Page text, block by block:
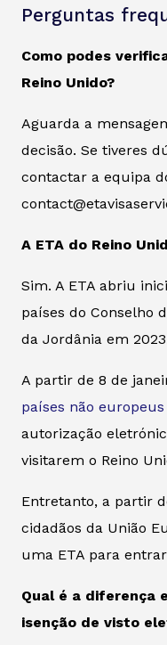
Perguntas
Como podes
Reino Unido?
Aguarda a
decisão. Se tiveres
contactar a equipa
A ETA do Reino
Sim. A ETA abriu
países do Conselho
da Jordânia em
A partir de 8 de
países não europeus
autorização
visitarem o Reino
Entretanto, a partir
cidadãos da União
uma ETA para
Qual é a diferença
isenção de visto